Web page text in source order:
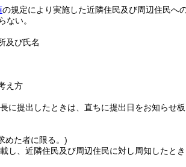
の規定により実施した近隣住民及び周辺住民へ
ない。
及び氏名
え方
に提出したときは、直ちに提出日をお知らせ
めた者に限る。)
し、近隣住民及び周辺住民に対し周知したと